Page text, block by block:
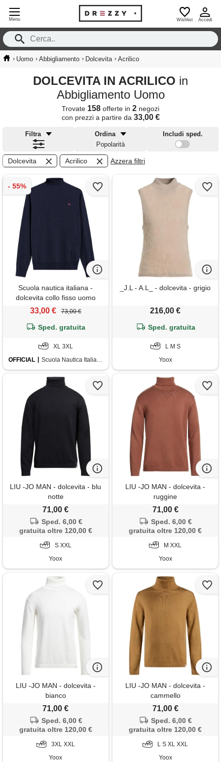
Menu Wishlist Accedi
› Uomo › Abbigliamento › Dolcevita › Acrilico
DOLCEVITA IN ACRILICO in
Abbigliamento Uomo
Trovate 158 offerte in 2 negozi
con prezzi a partire da 33,00 €
Filtra
Ordina
Popolarità
Includi sped.
Dolcevita Acrilico Azzera filtri
Scuola nautica italiana -
dolcevita collo fisso uomo
navy
33,00 € 73,00 €
Sped. gratuita
XL 3XL
OFFICIAL
Scuola Nautica Italiana
_J.L - A.L_ - dolcevita - grigio
216,00 €
Sped. gratuita
L M S
Yoox
LIU -JO MAN - dolcevita - blu
notte
71,00 €
Sped. 6,00 €
gratuita oltre 120,00 €
S XXL
Yoox
LIU -JO MAN - dolcevita -
ruggine
71,00 €
Sped. 6,00 €
gratuita oltre 120,00 €
M XXL
Yoox
LIU -JO MAN - dolcevita -
bianco
71,00 €
Sped. 6,00 €
gratuita oltre 120,00 €
3XL XXL
Yoox
LIU -JO MAN - dolcevita -
cammello
71,00 €
Sped. 6,00 €
gratuita oltre 120,00 €
L S XL XXL
Yoox